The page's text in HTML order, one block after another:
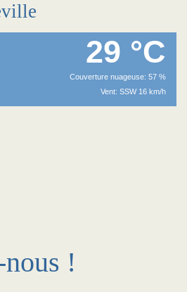
29 °C
Couverture nuageuse: 57 %
Vent: SSW 16 km/h
!